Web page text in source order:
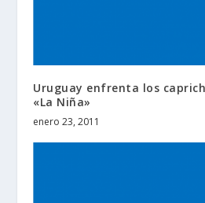
Uruguay enfrenta los
«La Niña»
enero 23, 2011